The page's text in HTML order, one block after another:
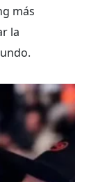
más
la